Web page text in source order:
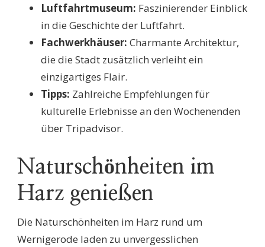
Luftfahrtmuseum: Faszinierender Einblick
in die Geschichte der Luftfahrt.
Fachwerkhäuser: Charmante Architektur,
die die Stadt zusätzlich verleiht ein
einzigartiges Flair.
Tipps: Zahlreiche Empfehlungen für
kulturelle Erlebnisse an den Wochenenden
über Tripadvisor.
Naturschönheiten im
Harz genießen
Die Naturschönheiten im Harz rund um
Wernigerode laden zu unvergesslichen